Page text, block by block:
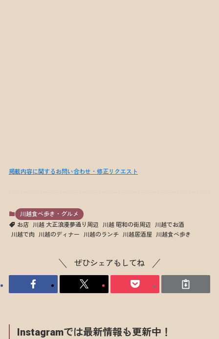
掲載内容に関するお問い合わせ・修正リクエスト
川越食べ歩き・グルメ
お店 川越 大正浪漫夢通り周辺 川越 昭和の街周辺
川越でお酒
川越で肉
川越のディナー 川越のランチ 川越居酒屋 川越食べ歩き
ぜひシェアもしてね
Instagramでは最新情報も更新中！